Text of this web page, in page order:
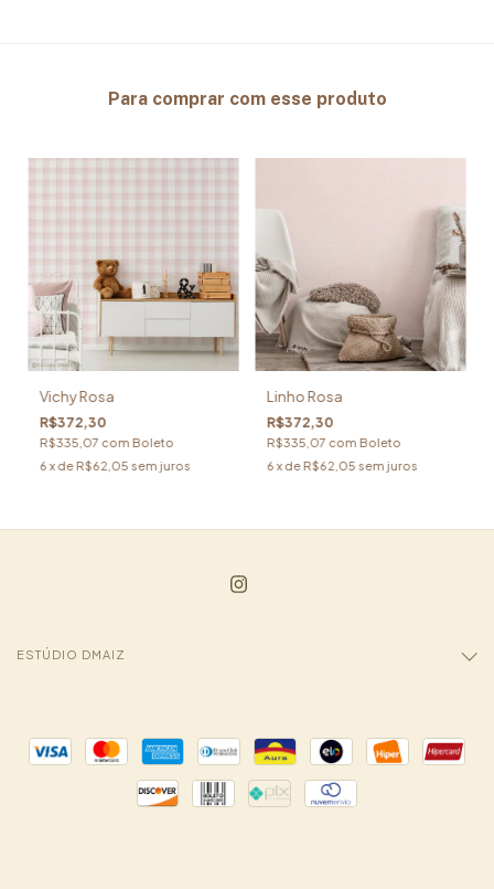
Para comprar com esse produto
Vichy Rosa
R$372,30
R$335,07 com Boleto
6 x deR$62,05 sem juros
Linho Rosa
R$372,30
R$335,07 com Boleto
6x deR$62,05 sem juros
ESTÚDIO DMAIZ